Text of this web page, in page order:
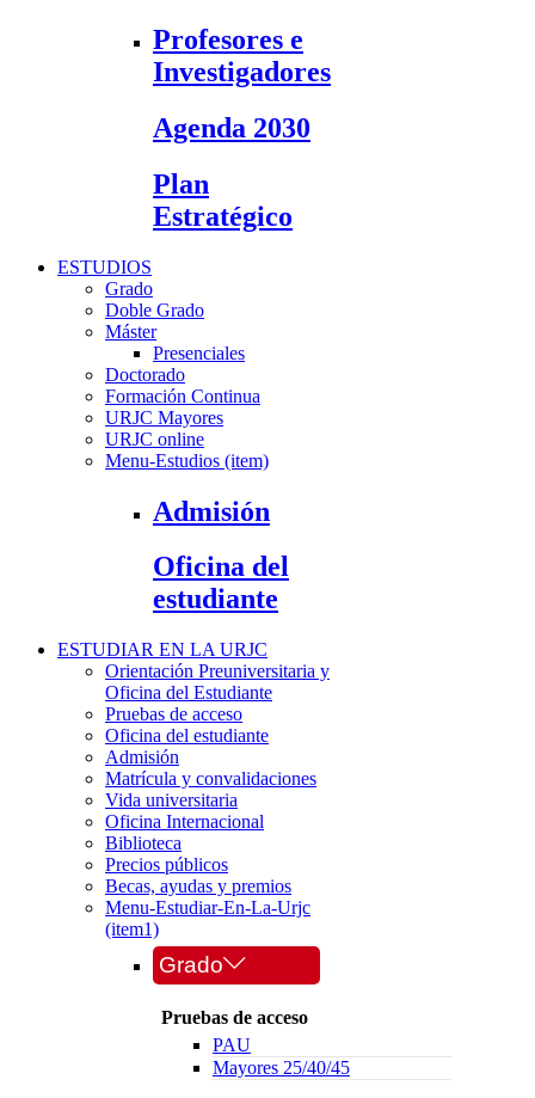
Profesores e
Investigadores
Agenda 2030
Plan
Estratégico
ESTUDIOS
Grado
Doble Grado
Máster
Presenciales
Doctorado
Formación Continua
URJC Mayores
URJC online
Menu-Estudios (item)
Admisión
Oficina del
estudiante
ESTUDIAR EN LA URJC
Orientación Preuniversitaria y
Oficina del Estudiante
Pruebas de acceso
Oficina del estudiante
Admisión
Matrícula y convalidaciones
Vida universitaria
Oficina Internacional
Biblioteca
Precios públicos
Becas, ayudas y premios
Menu-Estudiar-En-La-Urjc
(item1)
Grado
Pruebas de acceso
PAU
Mayores 25/40/45